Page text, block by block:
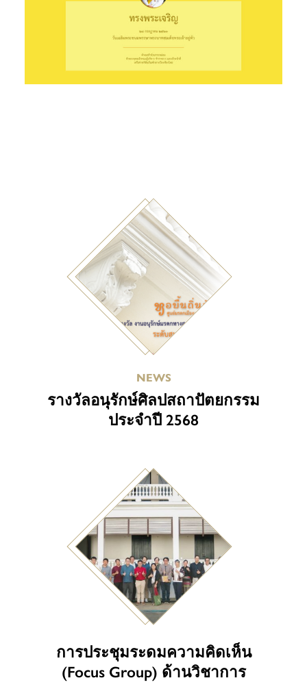
NEWS
รางวัลอนุรักษ์ศิลปสถาปัตยกรรม
ประจำปี 2568
การประชุมระดมความคิดเห็น
(Focus Group) ด้านวิชาการ